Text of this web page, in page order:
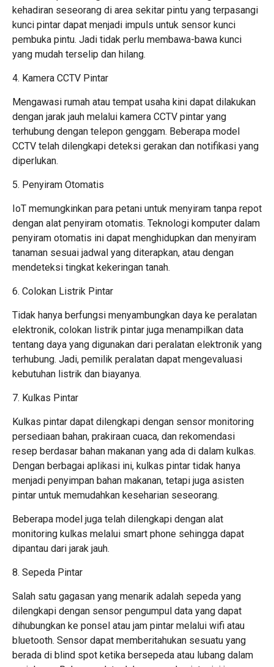
kehadiran seseorang di area sekitar pintu yang terpasangi
kunci pintar dapat menjadi impuls untuk sensor kunci
pembuka pintu. Jadi tidak perlu membawa-bawa kunci
yang mudah terselip dan hilang.
4. Kamera CCTV Pintar
Mengawasi rumah atau tempat usaha kini dapat dilakukan
dengan jarak jauh melalui kamera CCTV pintar yang
terhubung dengan telepon genggam. Beberapa model
CCTV telah dilengkapi deteksi gerakan dan notifikasi yang
diperlukan.
5. Penyiram Otomatis
IoT memungkinkan para petani untuk menyiram tanpa repot
dengan alat penyiram otomatis. Teknologi komputer dalam
penyiram otomatis ini dapat menghidupkan dan menyiram
tanaman sesuai jadwal yang diterapkan, atau dengan
mendeteksi tingkat kekeringan tanah.
6. Colokan Listrik Pintar
Tidak hanya berfungsi menyambungkan daya ke peralatan
elektronik, colokan listrik pintar juga menampilkan data
tentang daya yang digunakan dari peralatan elektronik yang
terhubung. Jadi, pemilik peralatan dapat mengevaluasi
kebutuhan listrik dan biayanya.
7. Kulkas Pintar
Kulkas pintar dapat dilengkapi dengan sensor monitoring
persediaan bahan, prakiraan cuaca, dan rekomendasi
resep berdasar bahan makanan yang ada di dalam kulkas.
Dengan berbagai aplikasi ini, kulkas pintar tidak hanya
menjadi penyimpan bahan makanan, tetapi juga asisten
pintar untuk memudahkan keseharian seseorang.
Beberapa model juga telah dilengkapi dengan alat
monitoring kulkas melalui smart phone sehingga dapat
dipantau dari jarak jauh.
8. Sepeda Pintar
Salah satu gagasan yang menarik adalah sepeda yang
dilengkapi dengan sensor pengumpul data yang dapat
dihubungkan ke ponsel atau jam pintar melalui wifi atau
bluetooth. Sensor dapat memberitahukan sesuatu yang
berada di blind spot ketika bersepeda atau lubang dalam